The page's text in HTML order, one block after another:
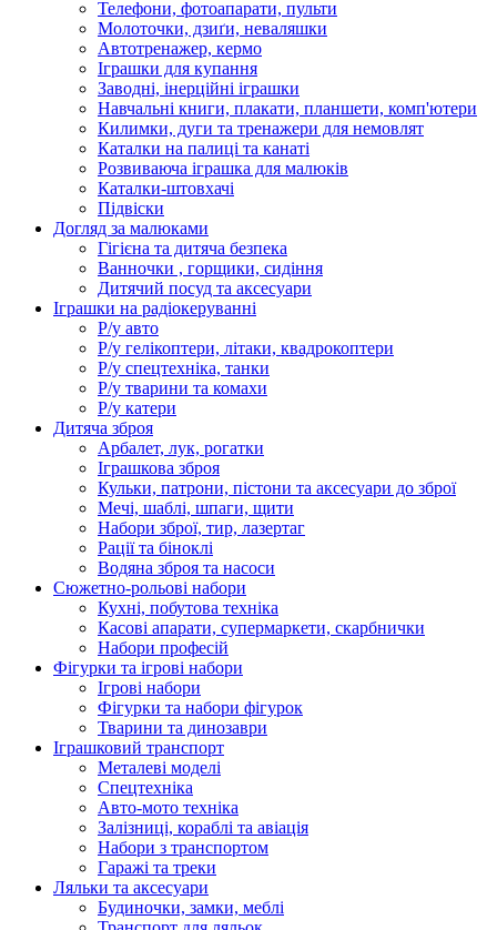
Телефони, фотоапарати, пульти
Молоточки, дзиґи, неваляшки
Автотренажер, кермо
Іграшки для купання
Заводні, інерційні іграшки
Навчальні книги, плакати, планшети, комп'ютери
Килимки, дуги та тренажери для немовлят
Каталки на палиці та канаті
Розвиваюча іграшка для малюків
Каталки-штовхачі
Підвіски
Догляд за малюками
Гігієна та дитяча безпека
Ванночки , горщики, сидіння
Дитячий посуд та аксесуари
Іграшки на радіокеруванні
Р/у авто
Р/у гелікоптери, літаки, квадрокоптери
Р/у спецтехніка, танки
Р/у тварини та комахи
Р/у катери
Дитяча зброя
Арбалет, лук, рогатки
Іграшкова зброя
Кульки, патрони, пістони та аксесуари до зброї
Мечі, шаблі, шпаги, щити
Набори зброї, тир, лазертаг
Рації та біноклі
Водяна зброя та насоси
Сюжетно-рольові набори
Кухні, побутова техніка
Касові апарати, супермаркети, скарбнички
Набори професій
Фігурки та ігрові набори
Ігрові набори
Фігурки та набори фігурок
Тварини та динозаври
Іграшковий транспорт
Металеві моделі
Спецтехніка
Авто-мото техніка
Залізниці, кораблі та авіація
Набори з транспортом
Гаражі та треки
Ляльки та аксесуари
Будиночки, замки, меблі